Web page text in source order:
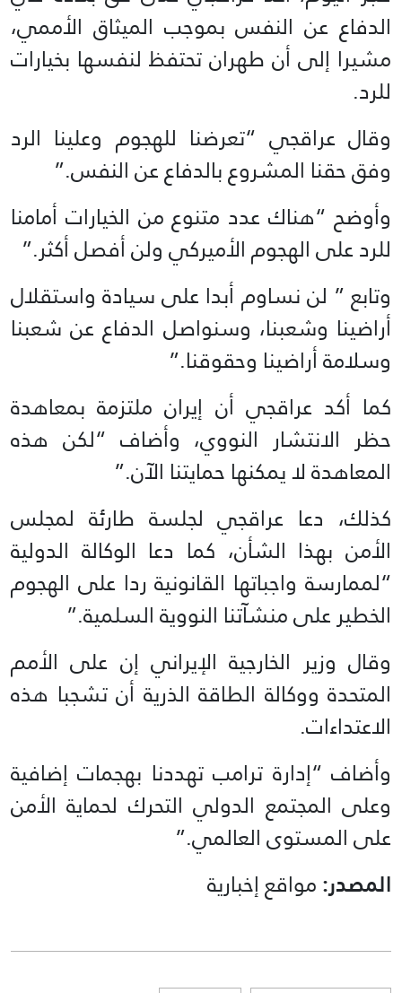
الدفاع عن النفس بموجب الميثاق الأممي،
مشيرا إلى أن طهران تحتفظ لنفسها بخيارات
للرد.
وقال عراقجي “تعرضنا للهجوم وعلينا الرد
وفق حقنا المشروع بالدفاع عن النفس.”
وأوضح “هناك عدد متنوع من الخيارات أمامنا
للرد على الهجوم الأميركي ولن أفصل أكثر.”
وتابع ” لن نساوم أبدا على سيادة واستقلال
أراضينا وشعبنا، وسنواصل الدفاع عن شعبنا
وسلامة أراضينا وحقوقنا.”
كما أكد عراقجي أن إيران ملتزمة بمعاهدة
حظر الانتشار النووي، وأضاف “لكن هذه
المعاهدة لا يمكنها حمايتنا الآن.”
كذلك، دعا عراقجي لجلسة طارئة لمجلس
الأمن بهذا الشأن، كما دعا الوكالة الدولية
“لممارسة واجباتها القانونية ردا على الهجوم
الخطير على منشآتنا النووية السلمية.”
وقال وزير الخارجية الإيراني إن على الأمم
المتحدة ووكالة الطاقة الذرية أن تشجبا هذه
الاعتداءات.
وأضاف “إدارة ترامب تهددنا بهجمات إضافية
وعلى المجتمع الدولي التحرك لحماية الأمن
على المستوى العالمي.”
المصدر:مواقع إخبارية